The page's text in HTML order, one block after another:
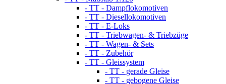
- TT - Dampflokomotiven
- TT - Diesellokomotiven
- TT - E-Loks
- TT - Triebwagen- & Triebzüge
- TT - Wagen- & Sets
- TT - Zubehör
- TT - Gleissystem
- TT - gerade Gleise
- TT - gebogene Gleise